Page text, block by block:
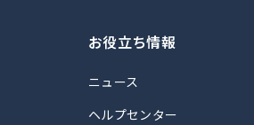
お役立ち情報
ニュース
ヘルプセンター